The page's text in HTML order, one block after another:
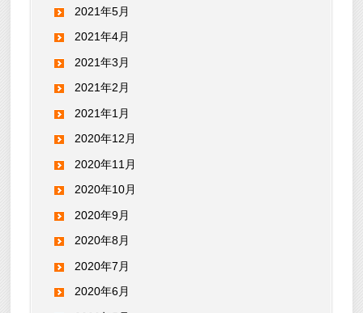
2021年5月
2021年4月
2021年3月
2021年2月
2021年1月
2020年12月
2020年11月
2020年10月
2020年9月
2020年8月
2020年7月
2020年6月